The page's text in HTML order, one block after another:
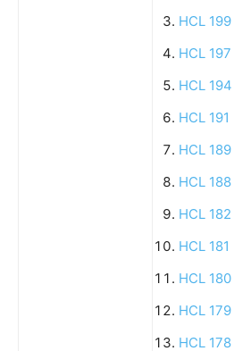
HCL 199
HCL 197
HCL 194
HCL 191
HCL 189
HCL 188
HCL 182
HCL 181
HCL 180
HCL 179
HCL 178